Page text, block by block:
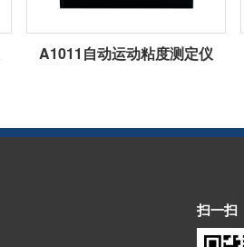
A1011自动运动粘度测定仪
扫一扫